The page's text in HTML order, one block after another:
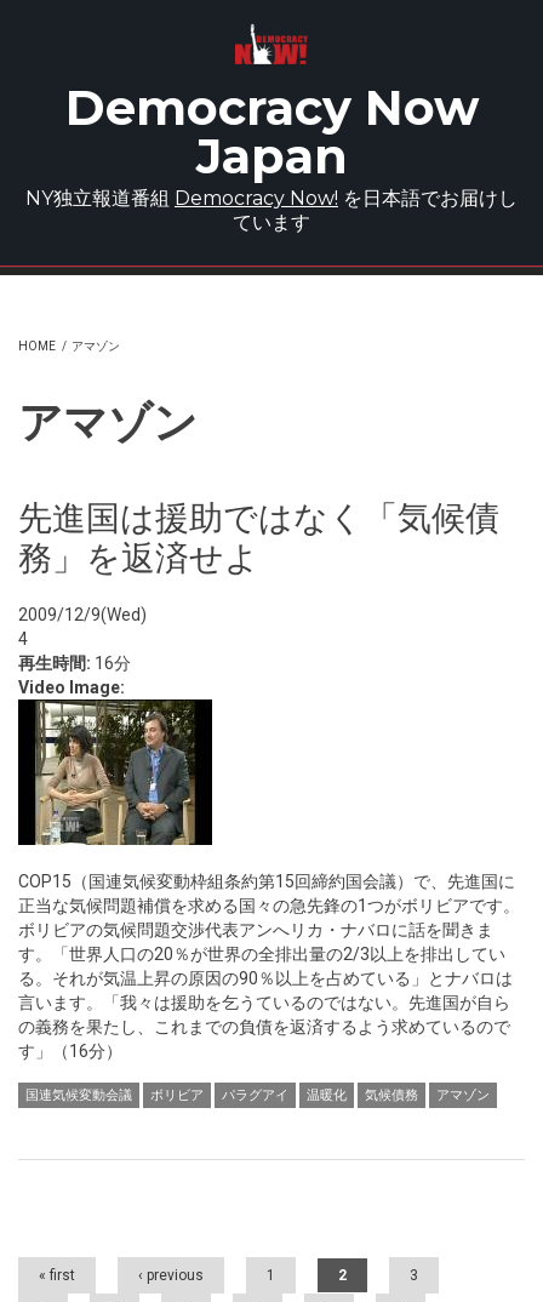
Democracy Now
Japan
NY独立報道番組 Democracy Now! を日本語でお届けし
ています
HOME / アマゾン
アマゾン
先進国は援助ではなく「気候債
務」を返済せよ
2009/12/9(Wed)
4
再生時間: 16分
Video Image:
COP15（国連気候変動枠組条約第15回締約国会議）で、先進国に
正当な気候問題補償を求める国々の急先鋒の1つがボリビアです。
ボリビアの気候問題交渉代表アンへリカ・ナバロに話を聞きま
す。「世界人口の20％が世界の全排出量の2/3以上を排出してい
る。それが気温上昇の原因の90％以上を占めている」とナバロは
言います。「我々は援助を乞うているのではない。先進国が自ら
の義務を果たし、これまでの負債を返済するよう求めているので
す」（16分）
国連気候変動会議 ボリビア パラグアイ 温暖化 気候債務 アマゾン
Pages
« first ‹ previous 1 2 3